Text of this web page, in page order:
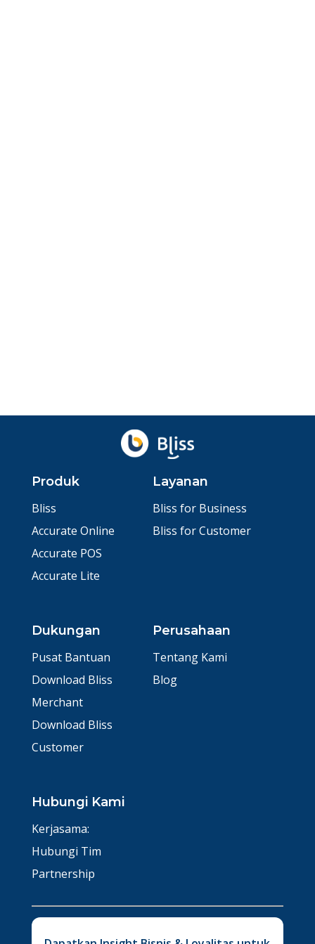
Produk
Bliss
Accurate Online
Accurate POS
Accurate Lite
Layanan
Bliss for Business
Bliss for Customer
Dukungan
Pusat Bantuan
Download Bliss
Merchant
Download Bliss
Customer
Perusahaan
Tentang Kami
Blog
Hubungi Kami
Kerjasama:
Hubungi Tim
Partnership